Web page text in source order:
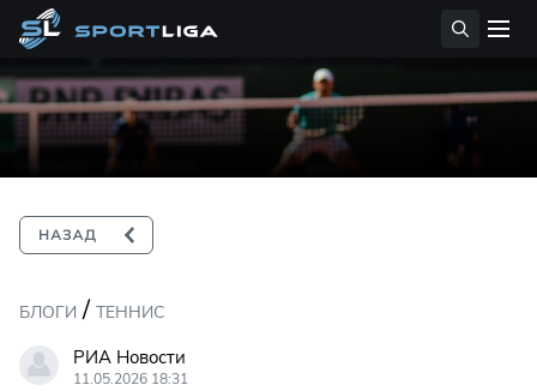
БЛОГИ / ТЕННИС
РИА Новости
11.05.2026 18:31